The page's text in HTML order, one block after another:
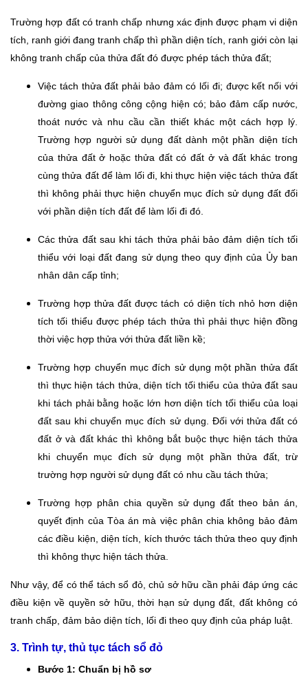
Trường hợp đất có tranh chấp nhưng xác định được phạm vi diện
tích, ranh giới đang tranh chấp thì phần diện tích, ranh giới còn lại
không tranh chấp của thửa đất đó được phép tách thửa đất;
Việc tách thửa đất phải bảo đảm có lối đi; được kết nối với
đường giao thông công cộng hiện có; bảo đảm cấp nước,
thoát nước và nhu cầu cần thiết khác một cách hợp lý.
Trường hợp người sử dụng đất dành một phần diện tích
của thửa đất ở hoặc thửa đất có đất ở và đất khác trong
cùng thửa đất để làm lối đi, khi thực hiện việc tách thửa đất
thì không phải thực hiện chuyển mục đích sử dụng đất đối
với phần diện tích đất để làm lối đi đó.
Các thửa đất sau khi tách thửa phải bảo đảm diện tích tối
thiểu với loại đất đang sử dụng theo quy định của Ủy ban
nhân dân cấp tỉnh;
Trường hợp thửa đất được tách có diện tích nhỏ hơn diện
tích tối thiểu được phép tách thửa thì phải thực hiện đồng
thời việc hợp thửa với thửa đất liền kề;
Trường hợp chuyển mục đích sử dụng một phần thửa đất
thì thực hiện tách thửa, diện tích tối thiểu của thửa đất sau
khi tách phải bằng hoặc lớn hơn diện tích tối thiểu của loại
đất sau khi chuyển mục đích sử dụng. Đối với thửa đất có
đất ở và đất khác thì không bắt buộc thực hiện tách thửa
khi chuyển mục đích sử dụng một phần thửa đất, trừ
trường hợp người sử dụng đất có nhu cầu tách thửa;
Trường hợp phân chia quyền sử dụng đất theo bản án,
quyết định của Tòa án mà việc phân chia không bảo đảm
các điều kiện, diện tích, kích thước tách thửa theo quy định
thì không thực hiện tách thửa.
Như vậy, để có thể tách sổ đỏ, chủ sở hữu cần phải đáp ứng các
điều kiện về quyền sở hữu, thời hạn sử dụng đất, đất không có
tranh chấp, đảm bảo diện tích, lối đi theo quy định của pháp luật.
3. Trình tự, thủ tục tách sổ đỏ
Bước 1: Chuẩn bị hồ sơ